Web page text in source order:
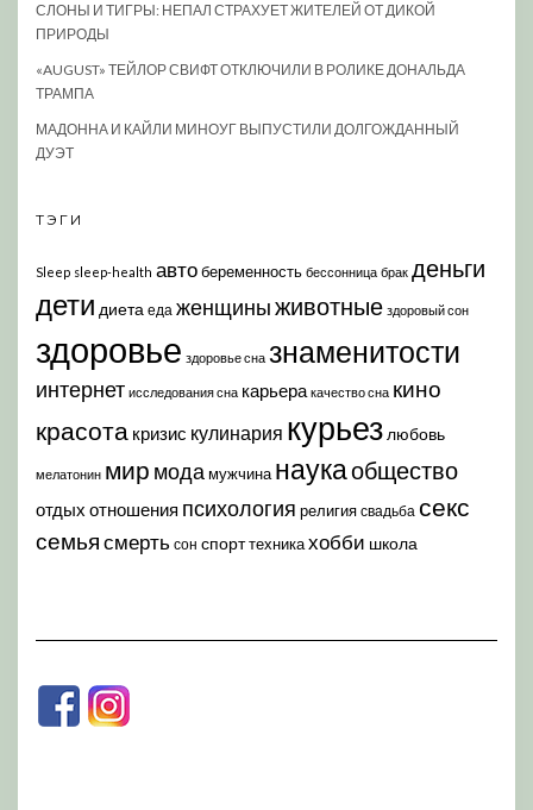
СЛОНЫ И ТИГРЫ: НЕПАЛ СТРАХУЕТ ЖИТЕЛЕЙ ОТ ДИКОЙ
ПРИРОДЫ
«AUGUST» ТЕЙЛОР СВИФТ ОТКЛЮЧИЛИ В РОЛИКЕ ДОНАЛЬДА
ТРАМПА
МАДОННА И КАЙЛИ МИНОУГ ВЫПУСТИЛИ ДОЛГОЖДАННЫЙ
ДУЭТ
ТЭГИ
Sleep sleep-health автобеременность бессонница брак деньги
дети диета еда женщиныживотные здоровый сон
здоровье здоровье сна знаменитости
интернет исследования сна карьера качество сна кино
красота кризис кулинария курьез любовь
мелатонин мир модамужчина наукаобщество
отдых отношения психология религия свадьба секс
семья смерть сон спорттехникахобби школа